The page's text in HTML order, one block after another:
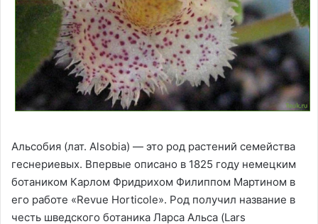
Альсобия (лат. Alsobia) — это род растений семейства
геснериевых. Впервые описано в 1825 году немецким
ботаником Карлом Фридрихом Филиппом Мартином в
его работе «Revue Horticole». Род получил название в
честь шведского ботаника Ларса Альса (Lars